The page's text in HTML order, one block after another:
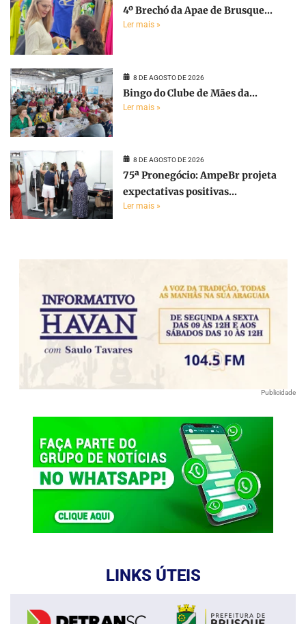
4º Brechó da Apae de Brusque...
Ler mais »
8 DE AGOSTO DE 2026
Bingo do Clube de Mães da...
Ler mais »
8 DE AGOSTO DE 2026
75ª Pronegócio: AmpeBr projeta
expectativas positivas...
Ler mais »
Publicidade
LINKS ÚTEIS